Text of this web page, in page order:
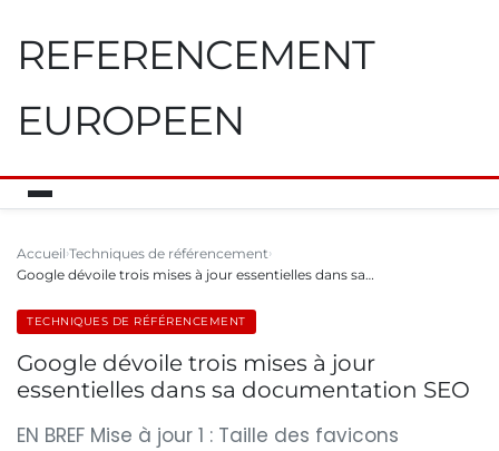
REFERENCEMENT
EUROPEEN
Accueil Techniques de référencement
Google dévoile trois mises à jour essentielles dans sa…
TECHNIQUES DE RÉFÉRENCEMENT
Google dévoile trois mises à jour
essentielles dans sa documentation SEO
EN BREF Mise à jour 1 : Taille des favicons